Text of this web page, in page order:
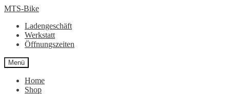
Zur
springen
Zum
springen
MTS-Bike
Ladengeschäft
Werkstatt
Öffnungszeiten
Menü
Home
Shop